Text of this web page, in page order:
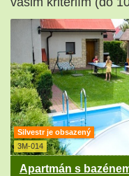
Silvestr je obsazený
3M-014
Apartmán s